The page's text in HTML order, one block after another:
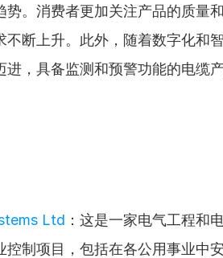
势。消费者更加关注产品的质量
不断上升。此外，随着数字化和
，具备监测和预警功能的电缆
Ltd ：这是一家电气工程和
制项目，包括在各公用事业中